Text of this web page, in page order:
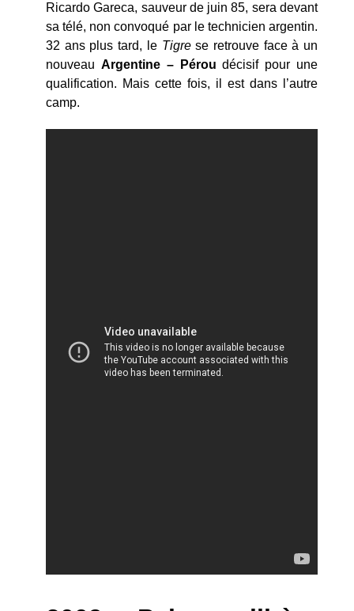
Ricardo Gareca, sauveur de juin 85, sera devant
sa télé, non convoqué par le technicien argentin.
32 ans plus tard, le Tigrese retrouve face à un
nouveau Argentine – Pérou décisif pour une
qualification. Mais cette fois, il est dans l’autre
camp.